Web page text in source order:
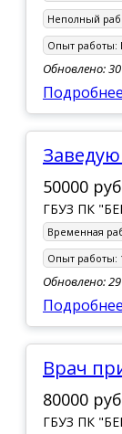
Неполный
Опыт работы:
Обновлено:
Подробнее
50000
ГБУЗ ПК
Временная
Опыт работы:
Обновлено:
Подробнее
врач
80000
ГБУЗ ПК